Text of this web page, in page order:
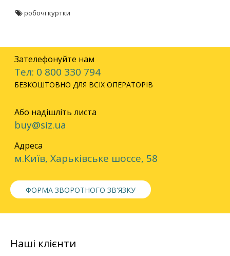
робочі куртки
Зателефонуйте нам
Тел: 0 800 330 794
БЕЗКОШТОВНО ДЛЯ ВСІХ ОПЕРАТОРІВ
Або надішліть листа
buy@siz.ua
Адреса
м.Київ, Харьківське шоссе, 58
ФОРМА ЗВОРОТНОГО ЗВ'ЯЗКУ
Наші клієнти